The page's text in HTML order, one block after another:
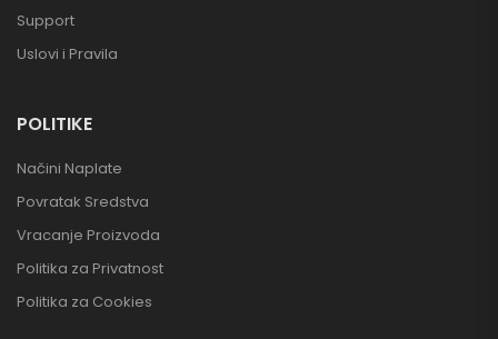
Support
Uslovi i Pravila
POLITIKE
Načini Naplate
Povratak Sredstva
Vracanje Proizvoda
Politika za Privatnost
Politika za Cookies